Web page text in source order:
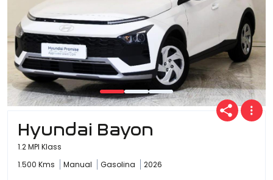
Hyundai Bayon
1.2 MPI Klass
1.500 Kms
Manual Gasolina 2026